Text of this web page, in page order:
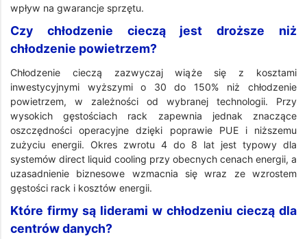
wpływ na gwarancje sprzętu.
Czy chłodzenie cieczą jest droższe niż
chłodzenie powietrzem?
Chłodzenie cieczą zazwyczaj wiąże się z kosztami
inwestycyjnymi wyższymi o 30 do 150% niż chłodzenie
powietrzem, w zależności od wybranej technologii. Przy
wysokich gęstościach rack zapewnia jednak znaczące
oszczędności operacyjne dzięki poprawie PUE i niższemu
zużyciu energii. Okres zwrotu 4 do 8 lat jest typowy dla
systemów direct liquid cooling przy obecnych cenach energii, a
uzasadnienie biznesowe wzmacnia się wraz ze wzrostem
gęstości rack i kosztów energii.
Które firmy są liderami w chłodzeniu cieczą dla
centrów danych?